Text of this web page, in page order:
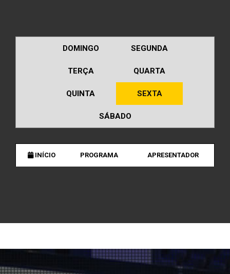
DOMINGO SEGUNDA
TERÇA QUARTA
QUINTA SEXTA
SÁBADO
INÍCIO PROGRAMA APRESENTADOR